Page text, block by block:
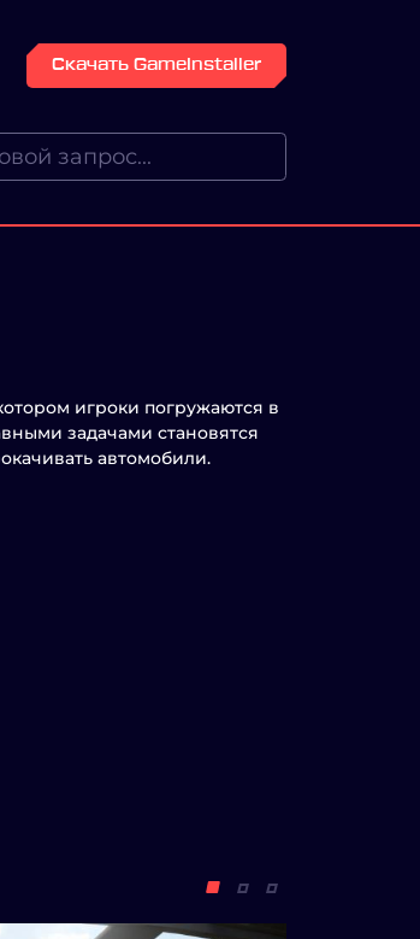
Скачать GameInstaller
игроки погружаются в
задачами становятся
автомобили.